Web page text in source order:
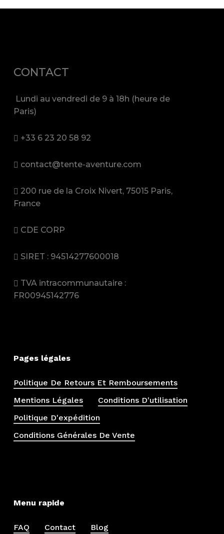
CONTACT
Lundi au vendredi de 9 à 18h (heure de
Paris)
+33 6 23 20 58 92
contact@tente-aventure.com
200 rue de la Croix Nivert, 75015 Paris,
France
CDE CORP
SIRET : 94514277600018
TVA intracommunautaire :
FR00945142776
Pages légales
Politique De Retours Et Remboursements
Mentions Légales
Conditions D'utilisation
Politique D'expédition
Conditions Générales De Vente
Menu rapide
FAQ Contact Blog